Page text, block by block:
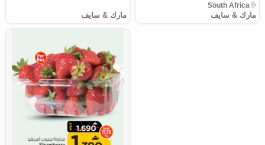
مارك & سايف
South Africa
مارك & سايف